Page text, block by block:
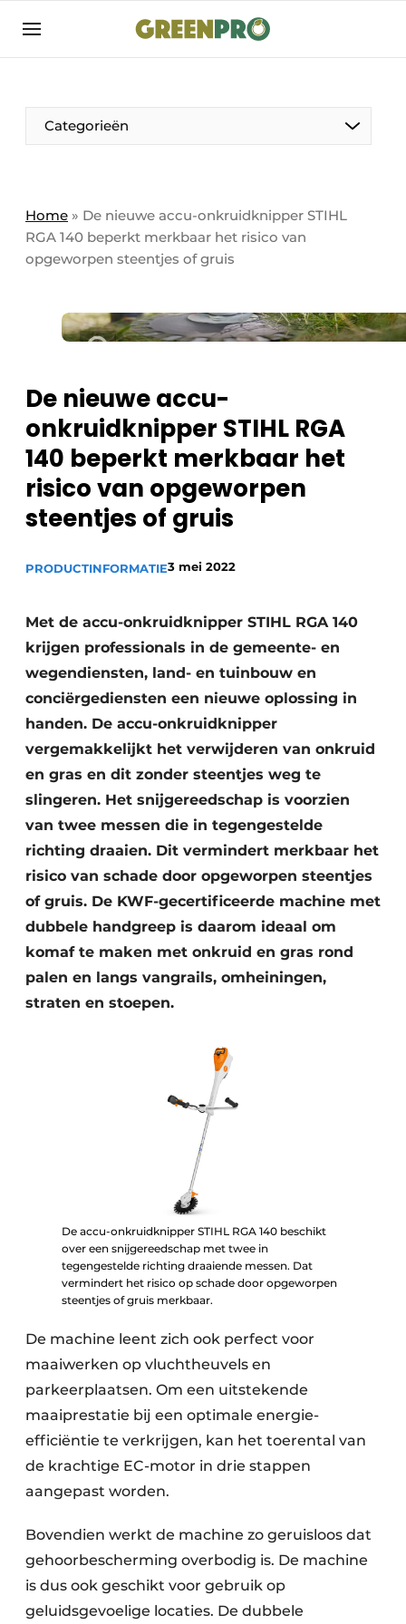
Aanmelden
Bedrijven
Bedrijven
Direct contact
Evenement aanmelden
GreenPro | Platform voor de tuin- en
Meest gelezen
Podcasts
Privacy / Cookie statement
Vacature aanmelden
Video’s
Categorieën
Home » De nieuwe accu-onkruidknipper STIHL
RGA 140 beperkt merkbaar het risico van
opgeworpen steentjes of gruis
De nieuwe accu-
onkruidknipper STIHL RGA
140 beperkt merkbaar het
risico van opgeworpen
steentjes of gruis
PRODUCTINFORMATIE3 mei 2022
Met de accu-onkruidknipper STIHL RGA 140
krijgen professionals in de gemeente- en
wegendiensten, land- en tuinbouw en
conciërgediensten een nieuwe oplossing in
handen. De accu-onkruidknipper
vergemakkelijkt het verwijderen van onkruid
en gras en dit zonder steentjes weg te
slingeren. Het snijgereedschap is voorzien
van twee messen die in tegengestelde
richting draaien. Dit vermindert merkbaar het
risico van schade door opgeworpen steentjes
of gruis. De KWF-gecertificeerde machine met
dubbele handgreep is daarom ideaal om
komaf te maken met onkruid en gras rond
palen en langs vangrails, omheiningen,
straten en stoepen.
De accu-onkruidknipper STIHL RGA 140 beschikt
over een snijgereedschap met twee in
tegengestelde richting draaiende messen. Dat
vermindert het risico op schade door opgeworpen
steentjes of gruis merkbaar.
De machine leent zich ook perfect voor
maaiwerken op vluchtheuvels en
parkeerplaatsen. Om een uitstekende
maaiprestatie bij een optimale energie-
efficiëntie te verkrijgen, kan het toerental van
de krachtige EC-motor in drie stappen
aangepast worden.
Bovendien werkt de machine zo geruisloos dat
gehoorbescherming overbodig is. De machine
is dus ook geschikt voor gebruik op
geluidsgevoelige locaties. De dubbele